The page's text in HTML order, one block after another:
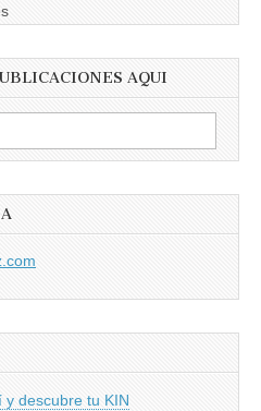
AQUI
y descubre tu KIN